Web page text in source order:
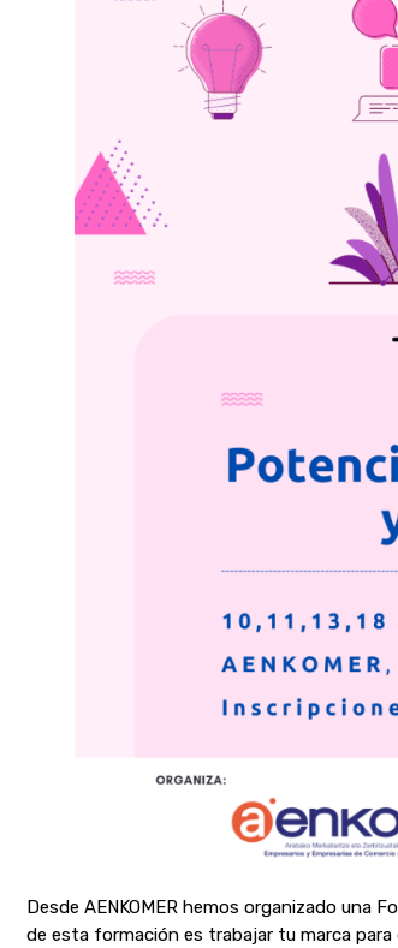
Desde AENKOMER hemos organizado una
de esta formación es trabajar tu marca